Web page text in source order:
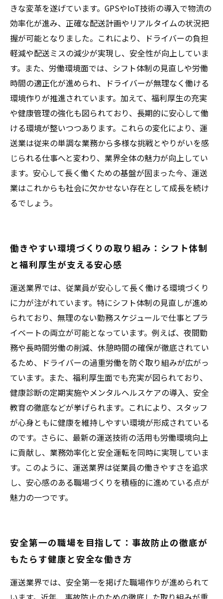
きな変革を遂げています。GPSやIoT技術の導入で物流の
効率化が進み、正確な配送計画やリアルタイムの状況把
握が可能となりました。これにより、ドライバーの負担
軽減や配送ミスの減少が実現し、安全性が向上していま
す。また、労働環境面では、シフト体制の見直しや労働
時間の適正化が進められ、ドライバーが無理なく働ける
環境作りが推進されています。加えて、福利厚生の充実
や健康管理の強化も図られており、長期的に安心して働
ける環境が整いつつあります。これらの変化により、運
送業は従来の単調な業務から多様な挑戦とやりがいを感
じられる仕事へと変わり、業界全体の魅力が向上してい
ます。安心して長く働くための基盤が固まった今、運送
業はこれからも社会に欠かせない存在として成長を続け
るでしょう。
働きやすい環境づくりの取り組み：シフト体制
と福利厚生が支える安心感
運送業界では、従業員が安心して長く働ける環境づくり
に力が注がれています。特にシフト体制の見直しが進め
られており、無理のない勤務スケジュールで仕事とプラ
イベートの両立が可能となっています。例えば、夜間勤
務や長時間労働の削減、休憩時間の確保が徹底されてい
るため、ドライバーの過重労働を防ぐ取り組みが広がっ
ています。また、福利厚生面でも充実が図られており、
健康診断の定期実施やメンタルヘルスケアの導入、安全
教育の徹底などが挙げられます。これにより、スタッフ
が心身ともに健康を維持しやすい環境が形成されている
のです。さらに、最新の運送技術の活用も労働環境向上
に貢献し、業務効率化と安全運転を同時に実現していま
す。このように、運送業界は従業員の働きやすさを追求
し、安心感のある職場づくりを積極的に進めている点が
魅力の一つです。
安全第一の職場を目指して：事故防止の徹底が
もたらす健康と安全な働き方
運送業界では、安全第一を掲げた職場作りが進められて